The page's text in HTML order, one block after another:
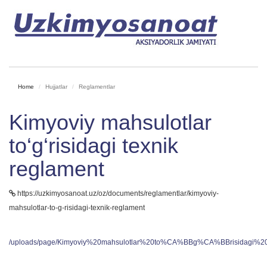
Home Hujjatlar Reglamentlar
Kimyoviy mahsulotlar
to‘g‘risidagi texnik
reglament
https://uzkimyosanoat.uz/oz/documents/reglamentlar/kimyoviy-
mahsulotlar-to-g-risidagi-texnik-reglament
/uploads/page/